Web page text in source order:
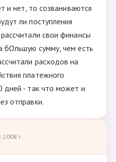
и нет, то созваниваются
ли поступления
свои финансы
бОльшую сумму, чем есть
расходов на
платежного
дней - так что может и
отправки.
2008 г.